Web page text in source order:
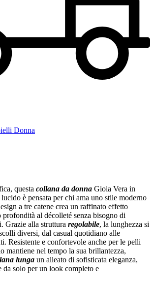
Donna
questa collana da donna Gioia Vera in
lucido è pensata per chi ama uno stile moderno
a tre catene crea un raffinato effetto
al décolleté senza bisogno di
Grazie alla struttura regolabile, la lunghezza si
diversi, dal casual quotidiano alle
Resistente e confortevole anche per le pelli
mantiene nel tempo la sua brillantezza,
lunga un alleato di sofisticata eleganza,
da solo per un look completo e